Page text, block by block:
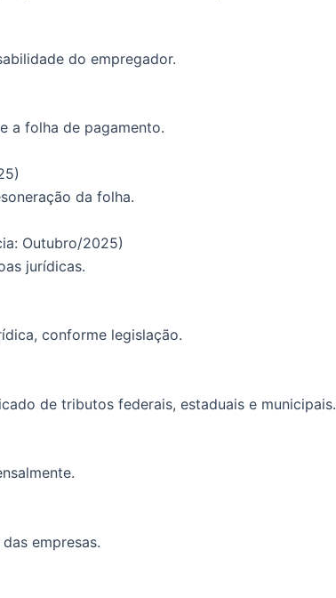
do empregador.
a folha de pagamento.
da folha.
Outubro/2025)
jurídicas.
conforme legislação.
de tributos federais, estaduais e municipais.
empresas.